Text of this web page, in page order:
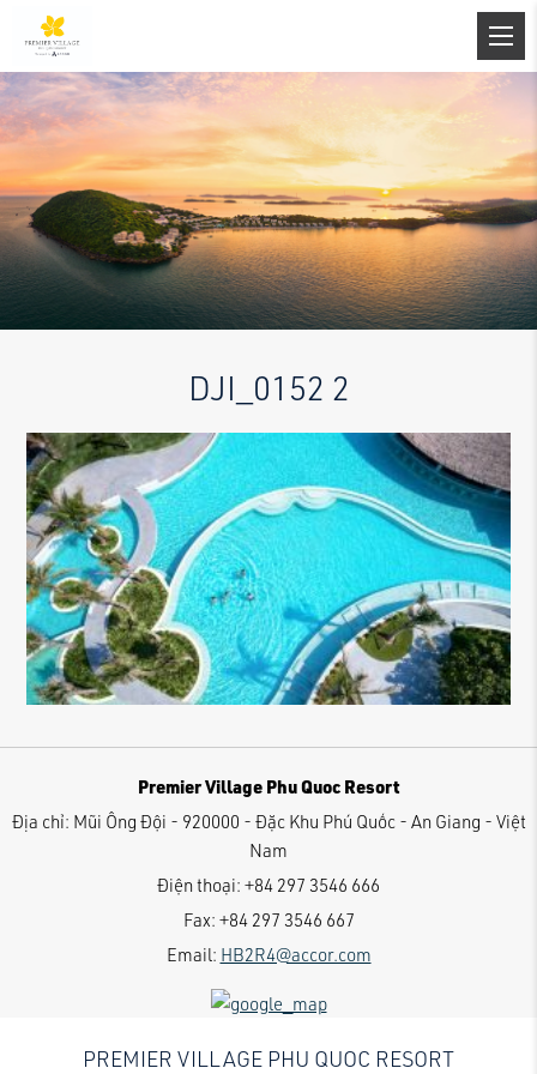
DJI_0152 2
Premier Village Phu Quoc Resort
Địa chỉ: Mũi Ông Đội - 920000 - Đặc Khu Phú Quốc - An Giang - Việt
Nam
Điện thoại: +84 297 3546 666
Fax: +84 297 3546 667
Email: HB2R4@accor.com
PREMIER VILLAGE PHU QUOC RESORT